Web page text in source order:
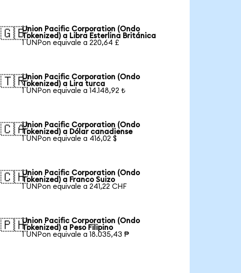
🇬🇧Union Pacific Corporation (Ondo
Tokenized) a Libra Esterlina Británica
1 UNPon equivale a 220,64 £
🇹🇷Union Pacific Corporation (Ondo
Tokenized) a Lira turca
1 UNPon equivale a 14.148,92 ₺
🇨🇦Union Pacific Corporation (Ondo
Tokenized) a Dólar canadiense
1 UNPon equivale a 416,02 $
🇨🇭Union Pacific Corporation (Ondo
Tokenized) a Franco Suizo
1 UNPon equivale a 241,22 CHF
🇵🇭Union Pacific Corporation (Ondo
Tokenized) a Peso Filipino
1 UNPon equivale a 18.035,43 ₱